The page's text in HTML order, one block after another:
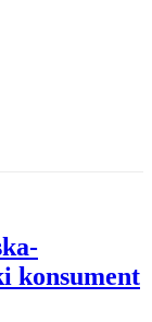
konsument